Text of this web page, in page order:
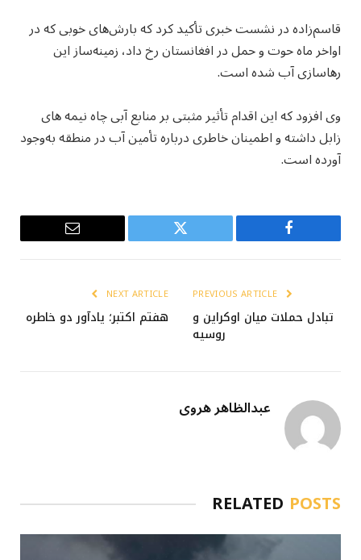
قاسم‌زاده در نشست خبری تأکید کرد که بارش‌های خوبی که در
اواخر ماه حوت و حمل در افغانستان رخ داد، زمینه‌ساز این
رهاسازی آب شده است.
وی افزود که این اقدام تأثیر مثبتی بر منابع آبی چاه‌ نیمه های
زابل داشته و اطمینان خاطری درباره تأمین آب در منطقه به‌وجود
آورده است.
Facebook
Twitter
Email
تبادل حملات میان اوکراین و
روسیه
NEXT ARTICLE
هفتم اکتبر؛ یادآور دو خاطره
عبدالظاهر هروی
RELATED POSTS